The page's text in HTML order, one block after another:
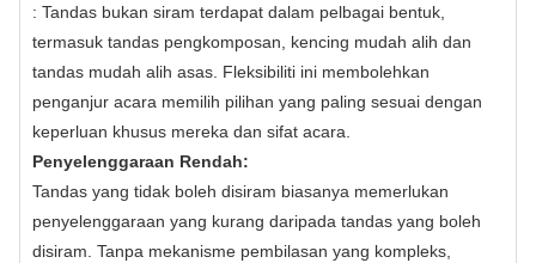
: Tandas bukan siram terdapat dalam pelbagai bentuk,
termasuk tandas pengkomposan, kencing mudah alih dan
tandas mudah alih asas. Fleksibiliti ini membolehkan
penganjur acara memilih pilihan yang paling sesuai dengan
keperluan khusus mereka dan sifat acara.
Penyelenggaraan Rendah:
Tandas yang tidak boleh disiram biasanya memerlukan
penyelenggaraan yang kurang daripada tandas yang boleh
disiram. Tanpa mekanisme pembilasan yang kompleks,